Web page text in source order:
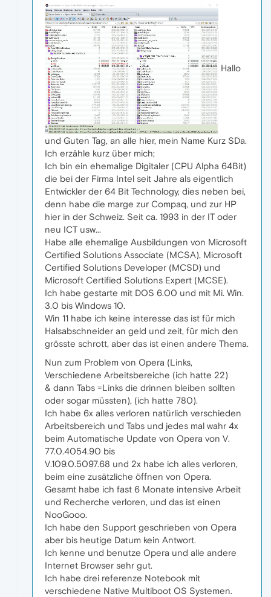
Hallo
und Guten Tag, an alle hier, mein Name Kurz SDa.
Ich erzähle kurz über mich;
Ich bin ein ehemalige Digitaler (CPU Alpha 64Bit)
die bei der Firma Intel seit Jahre als eigentlich
Entwickler der 64 Bit Technology, dies neben bei,
denn habe die marge zur Compaq, und zur HP
hier in der Schweiz. Seit ca. 1993 in der IT oder
neu ICT usw...
Habe alle ehemalige Ausbildungen von Microsoft
Certified Solutions Associate (MCSA), Microsoft
Certified Solutions Developer (MCSD) und
Microsoft Certified Solutions Expert (MCSE).
Ich habe gestarte mit DOS 6.00 und mit Mi. Win.
3.0 bis Windows 10.
Win 11 habe ich keine interesse das ist für mich
Halsabschneider an geld und zeit, für mich den
grösste schrott, aber das ist einen andere Thema.
Nun zum Problem von Opera (Links,
Verschiedene Arbeitsbereiche (ich hatte 22)
& dann Tabs =Links die drinnen bleiben sollten
oder sogar müssten), (ich hatte 780).
Ich habe 6x alles verloren natürlich verschieden
Arbeitsbereich und Tabs und jedes mal wahr 4x
beim Automatische Update von Opera von V.
77.0.4054.90 bis
V.109.0.5097.68 und 2x habe ich alles verloren,
beim eine zusätzliche öffnen von Opera.
Gesamt habe ich fast 6 Monate intensive Arbeit
und Recherche verloren, und das ist einen
NooGooo.
Ich habe den Support geschrieben von Opera
aber bis heutige Datum kein Antwort.
Ich kenne und benutze Opera und alle andere
Internet Browser sehr gut.
Ich habe drei referenze Notebook mit
verschiedene Native Multiboot OS Systemen.